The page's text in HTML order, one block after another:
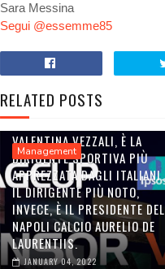
Sara Messina
Segui @essemme85
RELATED POSTS
Management
VALENTINA VEZZALI, È LA
DIRIGENTE SPORTIVA PIÙ
APPREZZATA DAGLI ITALIANI.
IL DIRIGENTE PIÙ NOTO,
INVECE, È IL PRESIDENTE DEL
NAPOLI CALCIO AURELIO DE
LAURENTIIS.
JANUARY 04, 2022